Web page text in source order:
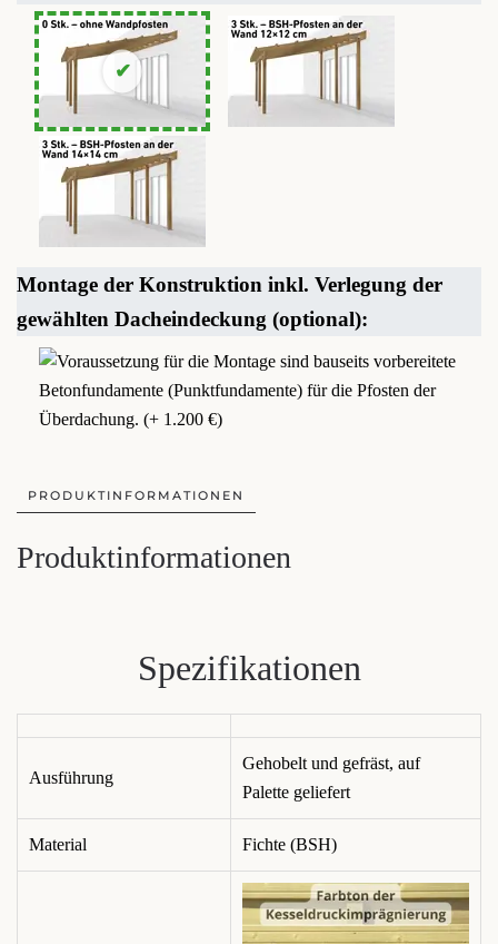
Montage der Konstruktion inkl. Verlegung der
gewählten Dacheindeckung (optional):
PRODUKTINFORMATIONEN
Produktinformationen
Spezifikationen
Ausführung
Gehobelt und gefräst, auf
Palette geliefert
Material Fichte (BSH)